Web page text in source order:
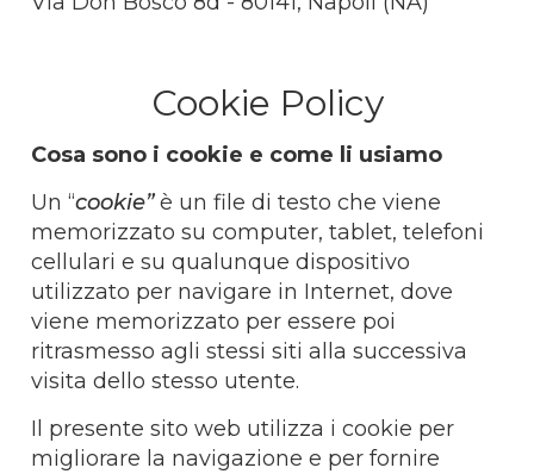
Cookie Policy
Cosa sono i cookie e come li usiamo
Un “cookie”è un file di testo che viene
memorizzato su computer, tablet, telefoni
cellulari e su qualunque dispositivo
utilizzato per navigare in Internet, dove
viene memorizzato per essere poi
ritrasmesso agli stessi siti alla successiva
visita dello stesso utente.
Il presente sito web utilizza i cookie per
migliorare la navigazione e per fornire